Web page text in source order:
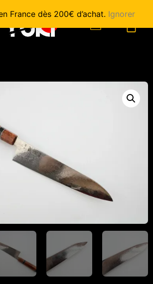
France dès 200€ d’achat. Ignorer